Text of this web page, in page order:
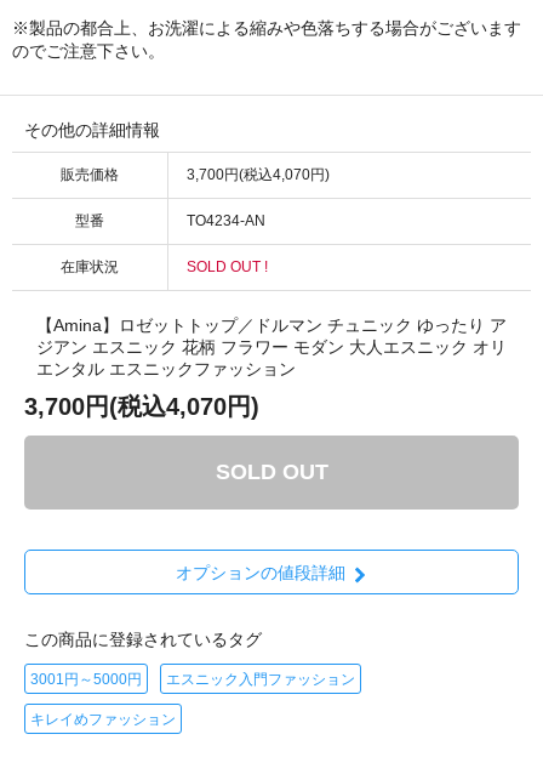
※製品の都合上、お洗濯による縮みや色落ちする場合がございます
のでご注意下さい。
その他の詳細情報
販売価格 3,700円(税込4,070円)
型番 TO4234-AN
在庫状況 SOLD OUT !
【Amina】ロゼットトップ／ドルマン チュニック ゆったり ア
ジアン エスニック 花柄 フラワー モダン 大人エスニック オリ
エンタル エスニックファッション
3,700円(税込4,070円)
SOLD OUT
オプションの値段詳細
この商品に登録されているタグ
3001円～5000円 エスニック入門ファッション
キレイめファッション